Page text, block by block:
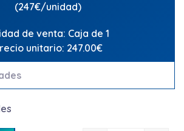
(247€/unidad)
de venta: Caja de 1
unitario: 247.00€